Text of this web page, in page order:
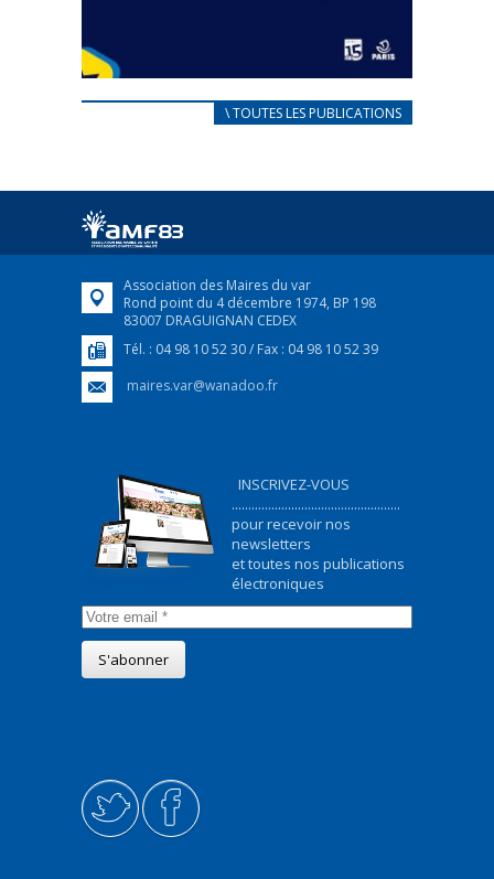
CARNET D’ACCUEIL
Afin d’accompagner au mieux les réfugiés
FEUILLETER
\ TOUTES LES PUBLICATIONS
Association des Maires du var
Rond point du 4 décembre 1974, BP 198
83007 DRAGUIGNAN CEDEX
Tél. : 04 98 10 52 30 / Fax : 04 98 10 52 39
maires.var@wanadoo.fr
INSCRIVEZ-VOUS
...................................................
pour recevoir nos
newsletters
et toutes nos publications
électroniques